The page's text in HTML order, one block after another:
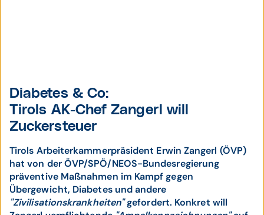
Diabetes & Co:
Tirols AK-Chef Zangerl will
Zuckersteuer
Tirols Arbeiterkammerpräsident Erwin Zangerl (ÖVP)
hat von der ÖVP/SPÖ/NEOS-Bundesregierung
präventive Maßnahmen im Kampf gegen
Übergewicht, Diabetes und andere
"Zivilisationskrankheiten"gefordert. Konkret will